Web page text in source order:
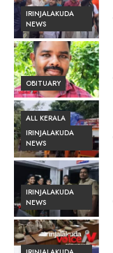
IRINJALAKUDA
NEWS
OBITUARY
ALL KERALA
IRINJALAKUDA
NEWS
IRINJALAKUDA
NEWS